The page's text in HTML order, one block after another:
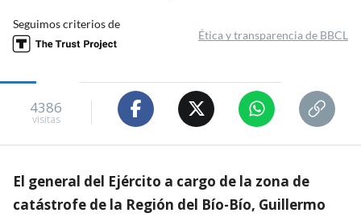
Seguimos criterios de
Ética y transparencia de BBCL
4386
visitas
El general del Ejército a cargo de la zona de
catástrofe de la Región del Bío-Bío, Guillermo